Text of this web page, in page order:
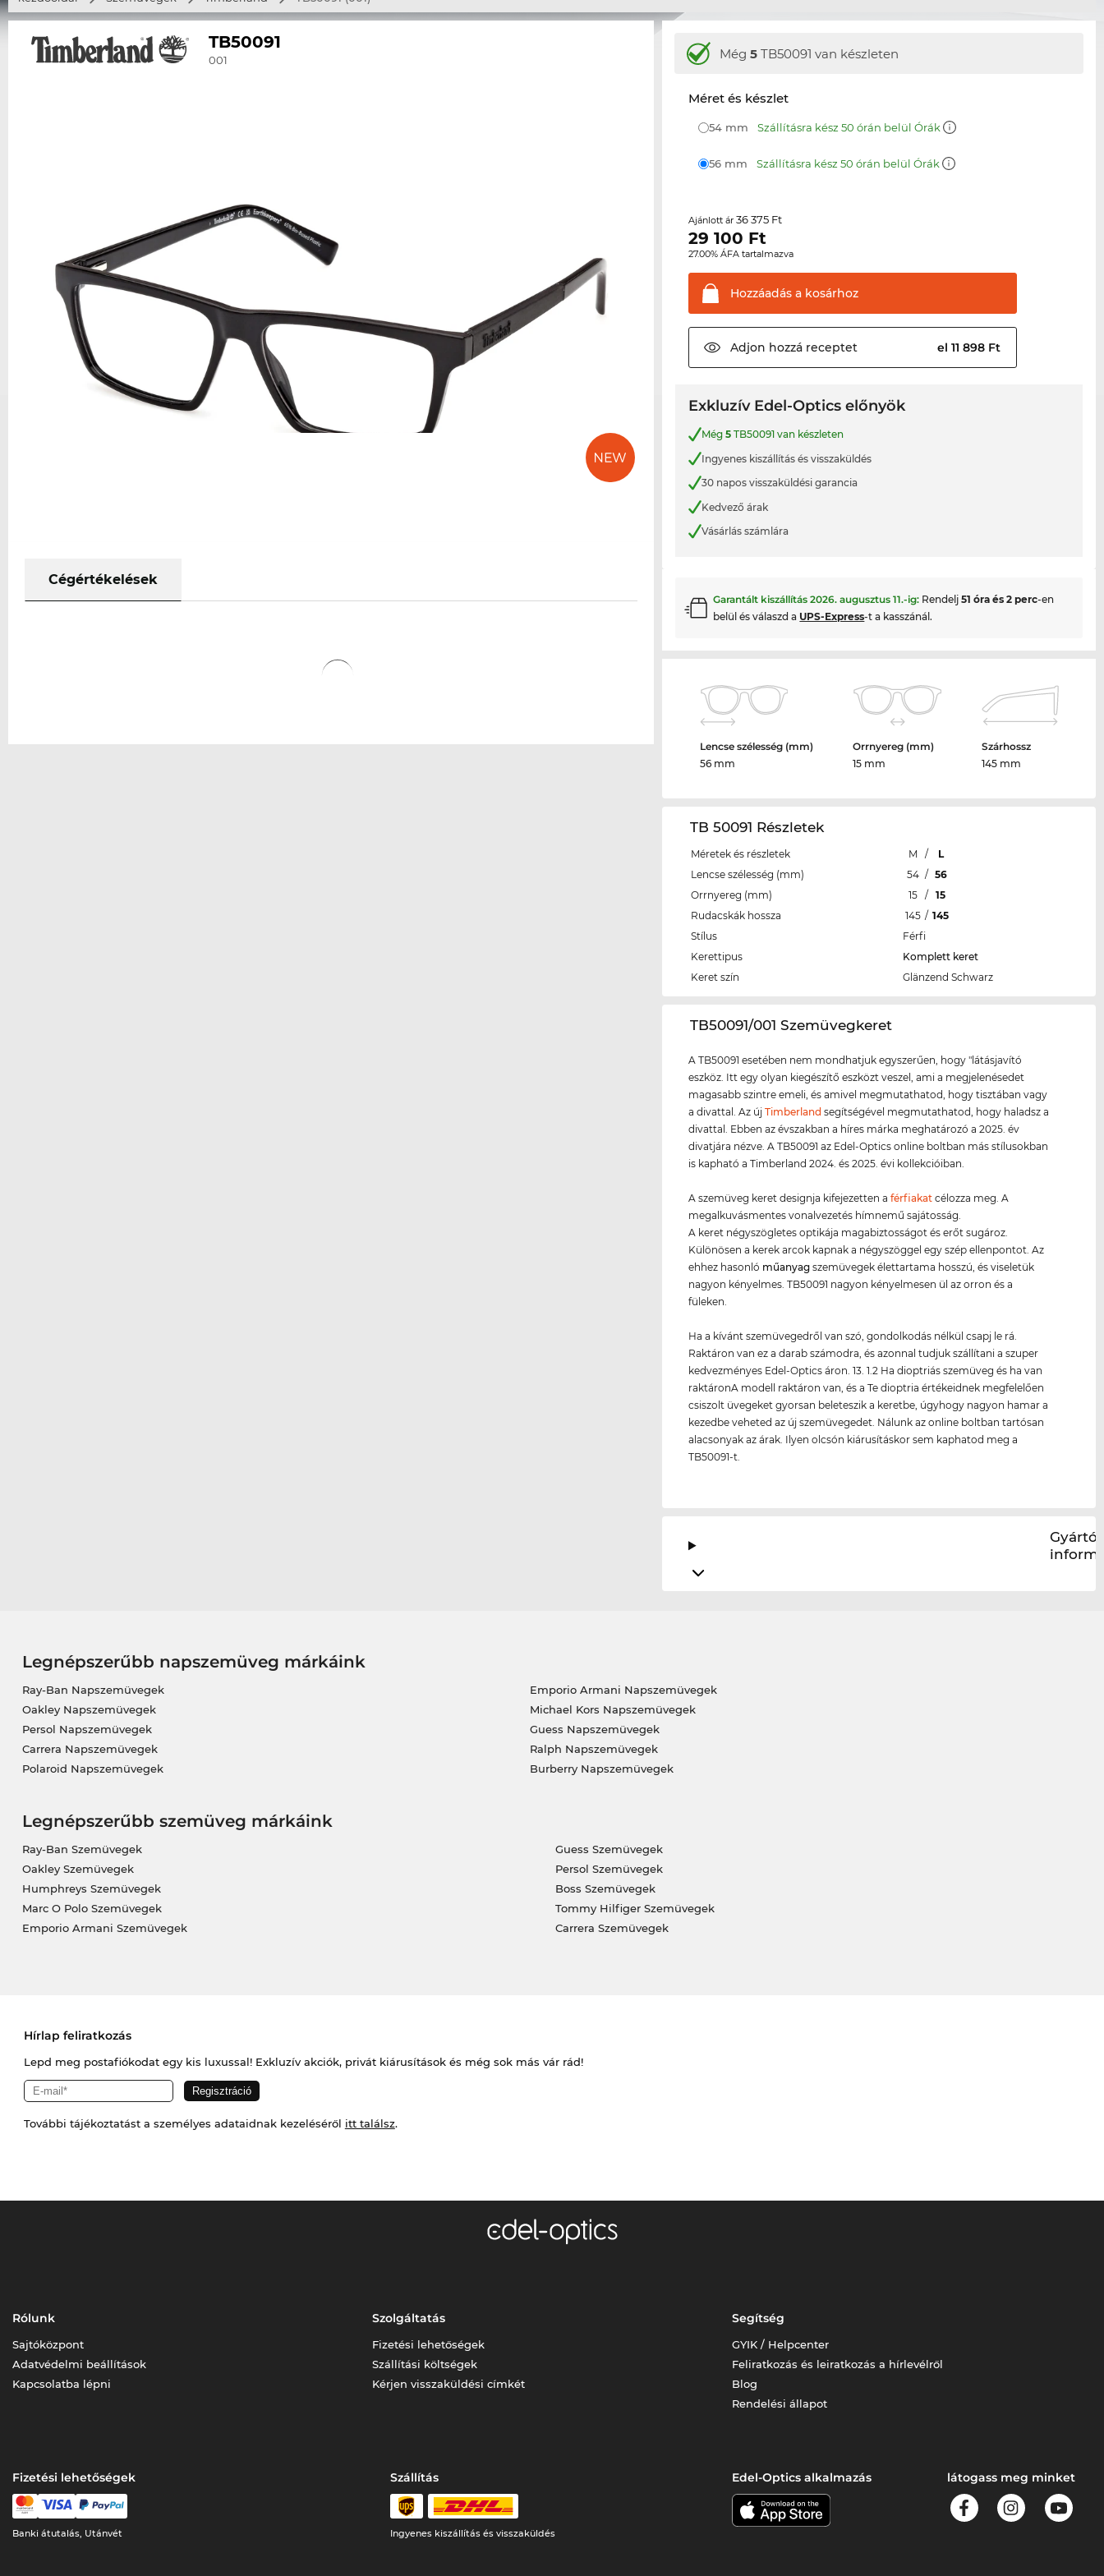
TB50091
001
Cégértékelések
Még5 TB50091 van készleten
Méret és készlet
54 mm Szállításra kész 50 órán belül Órák
56 mm Szállításra kész 50 órán belül Órák
Ajánlott ár36 375 Ft
29 100 Ft
27.00% ÁFA tartalmazva
Hozzáadás a kosárhoz
Adjon hozzá receptet el 11 898 Ft
Exkluzív Edel-Optics előnyök
Még5 TB50091 van készleten
Ingyenes kiszállítás és visszaküldés
30 napos visszaküldési garancia
Kedvező árak
Vásárlás számlára
Garantált kiszállítás2026. augusztus 11.-ig: Rendelj51 óra és 2 perc-en
belül és válaszd a UPS-Express-t a kasszánál.
Lencse szélesség (mm)
56 mm
Orrnyereg (mm)
15 mm
Szárhossz
145 mm
TB 50091 Részletek
Méretek és részletek M /
L
Lencse szélesség (mm)
54 / 56
Orrnyereg (mm)
15 / 15
Rudacskák hossza
145 / 145
Stílus
Férfi
Kerettipus
Komplett keret
Keret szín
Glänzend Schwarz
‌TB50091/001 Szemüvegkeret
A TB50091 esetében nem mondhatjuk egyszerűen, hogy "látásjavító
eszköz. Itt egy olyan kiegészítő eszközt veszel, ami a megjelenésedet
magasabb szintre emeli, és amivel megmutathatod, hogy tisztában vagy
a divattal. Az újTimberland segítségével megmutathatod, hogy haladsz a
divattal. Ebben az évszakban a híres márka meghatározó a 2025. év
divatjára nézve. A TB50091 az Edel-Optics online boltban más stílusokban
is kapható a Timberland 2024. és 2025. évi kollekcióiban.
A szemüveg keret designja kifejezetten aférfiakat célozza meg. A
megalkuvásmentes vonalvezetés hímnemű sajátosság.
A keret négyszögletes optikája magabiztosságot és erőt sugároz.
Különösen a kerek arcok kapnak a négyszöggel egy szép ellenpontot. Az
ehhez hasonló műanyag szemüvegek élettartama hosszú, és viseletük
nagyon kényelmes. TB50091 nagyon kényelmesen ül az orron és a
füleken.
Ha a kívánt szemüvegedről van szó, gondolkodás nélkül csapj le rá.
Raktáron van ez a darab számodra, és azonnal tudjuk szállítani a szuper
kedvezményes Edel-Optics áron. 13. 1.2 Ha dioptriás szemüveg és ha van
raktáronA modell raktáron van, és a Te dioptria értékeidnek megfelelően
csiszolt üvegeket gyorsan beleteszik a keretbe, úgyhogy nagyon hamar a
kezedbe veheted az új szemüvegedet. Nálunk az online boltban tartósan
alacsonyak az árak. Ilyen olcsón kiárusításkor sem kaphatod meg a
TB50091-t.
Gyártói
Legnépszerűbb napszemüveg márkáink
Ray-Ban Napszemüvegek
Oakley Napszemüvegek
Persol Napszemüvegek
Carrera Napszemüvegek
Polaroid Napszemüvegek
Emporio Armani Napszemüvegek
Michael Kors Napszemüvegek
Guess Napszemüvegek
Ralph Napszemüvegek
Burberry Napszemüvegek
Legnépszerűbb szemüveg márkáink
Ray-Ban Szemüvegek
Oakley Szemüvegek
Humphreys Szemüvegek
Marc O Polo Szemüvegek
Emporio Armani Szemüvegek
Guess Szemüvegek
Persol Szemüvegek
Boss Szemüvegek
Tommy Hilfiger Szemüvegek
Carrera Szemüvegek
Hírlap feliratkozás
Lepd meg postafiókodat egy kis luxussal! Exkluzív akciók, privát kiárusítások és még sok más vár rád!
További tájékoztatást a személyes adataidnak kezeléséről itt találsz.
Rólunk
Sajtóközpont
Adatvédelmi beállítások
Kapcsolatba lépni
Szolgáltatás
Fizetési lehetőségek
Szállítási költségek
Kérjen visszaküldési címkét
Segítség
GYIK / Helpcenter
Feliratkozás és leiratkozás a hírlevélről
Blog
Rendelési állapot
Fizetési lehetőségek
Banki átutalás, Utánvét
Szállítás
Ingyenes kiszállítás és visszaküldés
Edel-Optics alkalmazás látogass meg minket